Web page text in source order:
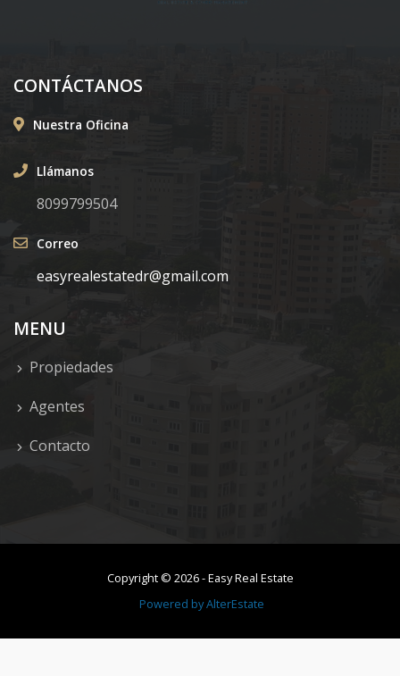
CONTÁCTANOS
Nuestra Oficina
Llámanos
8099799504
Correo
easyrealestatedr@gmail.com
MENU
Propiedades
Agentes
Contacto
Copyright © 2026-Easy Real Estate
Powered byAlterEstate